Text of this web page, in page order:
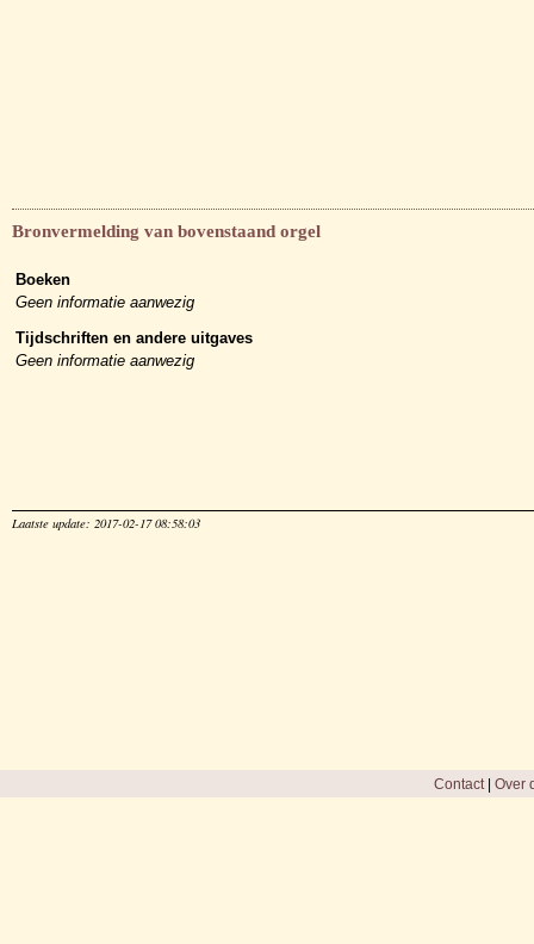
Bronvermelding van bovenstaand orgel
Boeken
Geen informatie aanwezig
Tijdschriften en andere uitgaves
Geen informatie aanwezig
Laatste update: 2017-02-17 08:58:03
Contact| Over